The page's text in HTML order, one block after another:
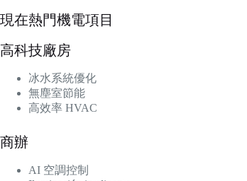
現在熱門機電項目
高科技廠房
冰水系統優化
無塵室節能
高效率 HVAC
商辦
AI 空調控制